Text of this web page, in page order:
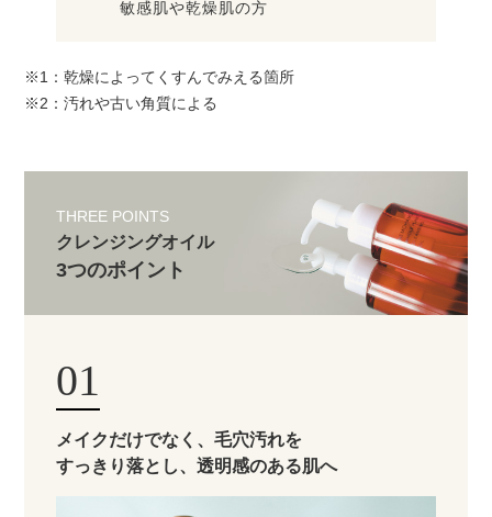
敏感肌や乾燥肌の方
※1：乾燥によってくすんでみえる箇所
※2：汚れや古い角質による
THREE POINTS
クレンジングオイル
3つのポイント
01
メイクだけでなく、毛穴汚れを
すっきり落とし、 透明感のある肌へ